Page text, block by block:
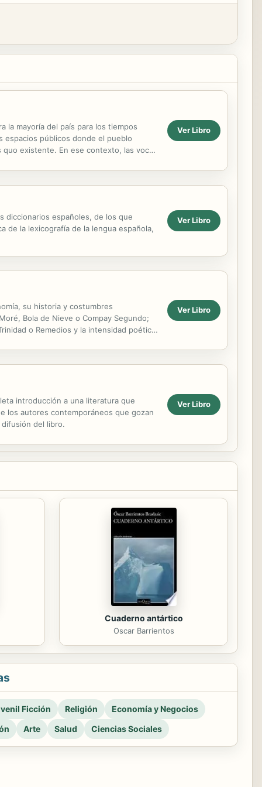
la mayoría del país para los tiempos
espacios públicos donde el pueblo
existente. En ese contexto, las voces
Ver Libro
diccionarios españoles, de los que
de la lexicografía de la lengua española,
Ver Libro
su historia y costumbres
Bola de Nieve o Compay Segundo;
o Remedios y la intensidad poética,
Ver Libro
introducción a una literatura que
los autores contemporáneos que gozan
del libro.
Ver Libro
Cuaderno antártico
Oscar Barrientos
Ficción Religión
Economía y Negocios
Arte Salud Ciencias Sociales